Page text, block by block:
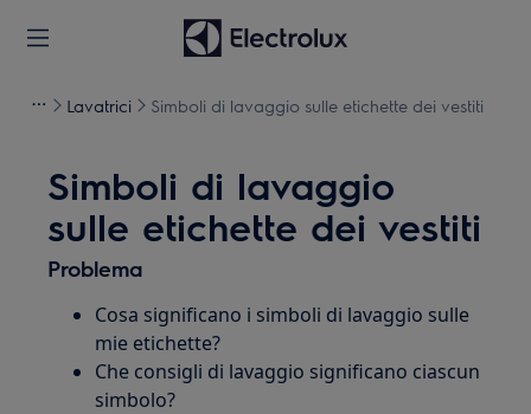
Lavatrici Simboli di lavaggio sulle etichette dei vestiti
Simboli di lavaggio
sulle etichette dei vestiti
Problema
Cosa significano i simboli di lavaggio sulle
mie etichette?
Che consigli di lavaggio significano ciascun
simbolo?